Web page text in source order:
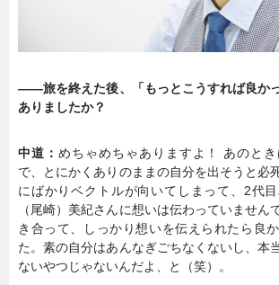
――旅を終えた後、「もっとこうすれば良か
ありましたか？
中道： めちゃめちゃありますよ！ あのと
で、とにかくありのままの自分を出そうと必
にばかりベクトルが向いてしまって、2代
（尾崎）美紀さんに想いは伝わっていません
き合って、しっかり想いを伝えられたら良
た。素の自分はあんなぎごちなくないし、本
ないやつじゃないんだよ、と（笑）。